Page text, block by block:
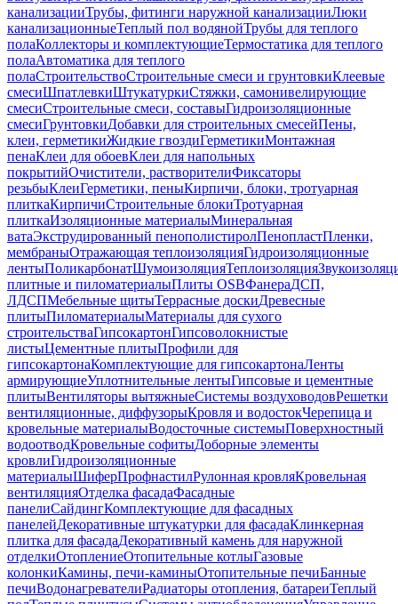
канализацииТрубы, фитинги наружной канализацииЛюки
канализационныеТеплый пол водянойТрубы для теплого
полаКоллекторы и комплектующиеТермостатика для теплого
полаАвтоматика для теплого
полаСтроительствоСтроительные смеси и грунтовкиКлеевые
смесиШпатлевкиШтукатуркиСтяжки, самонивелирующие
смесиСтроительные смеси, составыГидроизоляционные
смесиГрунтовкиДобавки для строительных смесейПены,
клеи, герметикиЖидкие гвоздиГерметикиМонтажная
пенаКлеи для обоевКлеи для напольных
покрытийОчистители, растворителиФиксаторы
резьбыКлеиГерметики, пеныКирпичи, блоки, тротуарная
плиткаКирпичиСтроительные блокиТротуарная
плиткаИзоляционные материалыМинеральная
ватаЭкструдированный пенополистиролПенопластПленки,
мембраныОтражающая теплоизоляцияГидроизоляционные
лентыПоликарбонатШумоизоляцияТеплоизоляция
плитные и пиломатериалыПлиты OSBФанераДСП,
ЛДСПМебельные щитыТеррасные доскиДревесные
плитыПиломатериалыМатериалы для сухого
строительстваГипсокартонГипсоволокнистые
листыЦементные плитыПрофили для
гипсокартонаКомплектующие для гипсокартонаЛенты
армирующиеУплотнительные лентыГипсовые и цементные
плитыВентиляторы вытяжныеСистемы воздуховодовРешетки
вентиляционные, диффузорыКровля и водостокЧерепица и
кровельные материалыВодосточные системыПоверхностный
водоотводКровельные софитыДоборные элементы
кровлиГидроизоляционные
материалыШиферПрофнастилРулонная кровляКровельная
вентиляцияОтделка фасадаФасадные
панелиСайдингКомплектующие для фасадных
панелейДекоративные штукатурки для фасадаКлинкерная
плитка для фасадаДекоративный камень для наружной
отделкиОтоплениеОтопительные котлыГазовые
колонкиКамины, печи-каминыОтопительные печиБанные
печиВодонагревателиРадиаторы отопления, батареиТеплый